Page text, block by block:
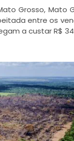
Grosso, Mato
entre os
a custar R$